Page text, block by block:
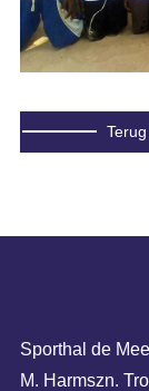
Sporthal de
M. Harmszn.